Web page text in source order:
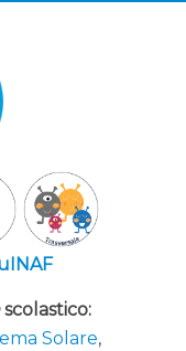
scolastico:
Solare,